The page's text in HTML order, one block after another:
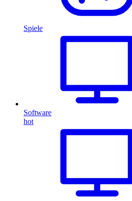
Spiele
Software
hot